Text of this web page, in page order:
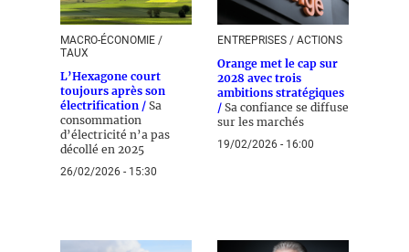
MACRO-ÉCONOMIE /
TAUX
L’Hexagone court
toujours après son
électrification / Sa
consommation
d’électricité n’a pas
décollé en 2025
26/02/2026 - 15:30
ENTREPRISES / ACTIONS
Orange met le cap sur
2028 avec trois
ambitions stratégiques
/ Sa confiance se diffuse
sur les marchés
19/02/2026 - 16:00